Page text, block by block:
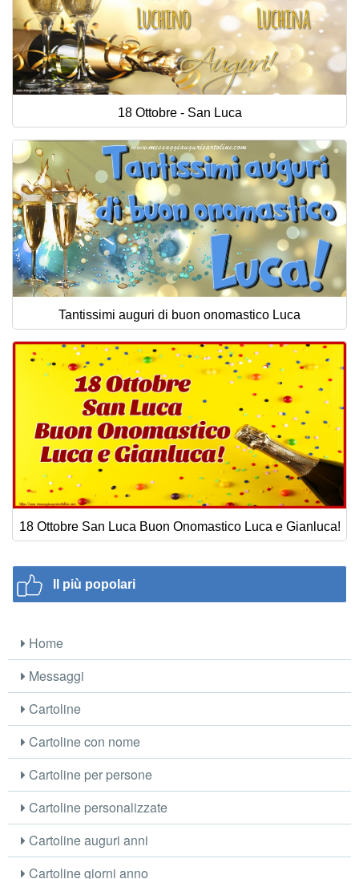
18 Ottobre - San Luca
Tantissimi auguri di buon onomastico Luca
18 Ottobre San Luca Buon Onomastico Luca e Gianluca!
Il più popolari
Home
Messaggi
Cartoline
Cartoline con nome
Cartoline per persone
Cartoline personalizzate
Cartoline auguri anni
Cartoline giorni anno